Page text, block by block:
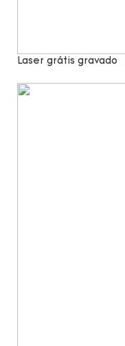
Laser grátis gravado